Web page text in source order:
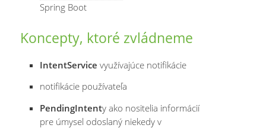
Spring Boot
Koncepty, ktoré zvládneme
IntentService využívajúce notifikácie
notifikácie používateľa
PendingIntenty ako nositelia informácií
pre úmysel odoslaný niekedy v